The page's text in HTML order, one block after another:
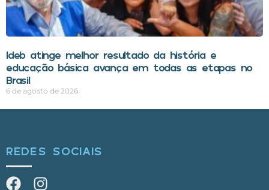
Ideb atinge melhor resultado da história e
educação básica avança em todas as etapas no
Brasil
6 de agosto de 2026
REDES SOCIAIS